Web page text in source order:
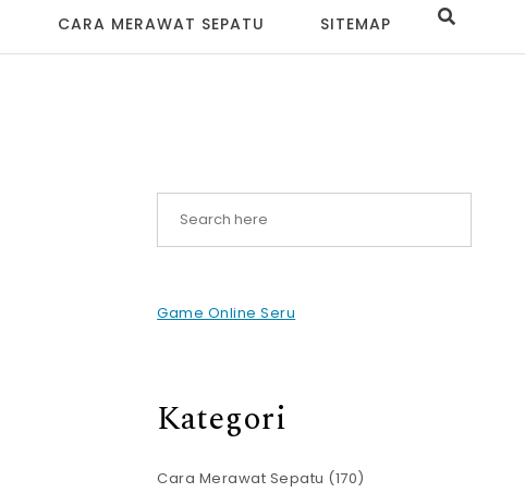
CARA MERAWAT SEPATU SITEMAP
Game Online Seru
Kategori
Cara Merawat Sepatu (170)